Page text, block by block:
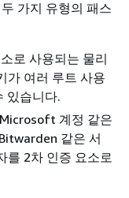
가지 유형의 패스
로 사용되는 물리
가 여러 루트 사용
있습니다.
계정 같은
같은 서
를 2차 인증 요소로